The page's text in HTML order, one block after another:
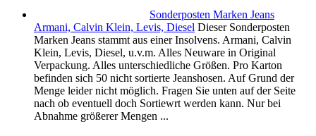
Sonderposten Marken Jeans
Armani, Calvin Klein, Levis, Diesel Dieser Sonderposten
Marken Jeans stammt aus einer Insolvens. Armani, Calvin
Klein, Levis, Diesel, u.v.m. Alles Neuware in Original
Verpackung. Alles unterschiedliche Größen. Pro Karton
befinden sich 50 nicht sortierte Jeanshosen. Auf Grund der
Menge leider nicht möglich. Fragen Sie unten auf der Seite
nach ob eventuell doch Sortiewrt werden kann. Nur bei
Abnahme größerer Mengen ...